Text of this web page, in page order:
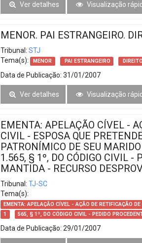
Ver detalhes Visualização
MENOR. PAI ESTRANGEIRO.
Tribunal: STJ
Tema(s):
MENOR PAI ESTRANGEIRO
Data de Publicação: 31/01/2007
Ver detalhes Visualização
EMENTA: APELAÇÃO CÍVEL -
CIVIL - ESPOSA QUE
PATRONÍMICO DE SEU
1.565, § 1º, DO CÓDIGO CIVIL -
MANTIDA - RECURSO
Tribunal: TJ-SC
Tema(s):
EMENTA: APELAÇÃO CÍVEL - AÇÃO DE RETIFICAÇÃO
1
565, § 1º, DO CÓDIGO CIVIL - PEDIDO
Data de Publicação: 29/01/2007